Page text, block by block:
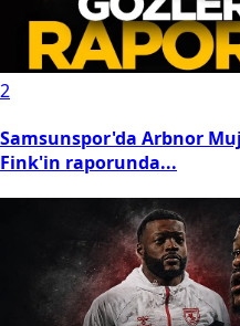
2
Samsunspor'da Arbnor
Fink'in raporunda...